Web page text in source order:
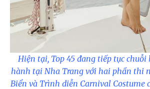
Hiện tại, Top 45 đang tiếp tục
hành tại Nha Trang với hai phần thi
Biển và Trình diễn Carnival Costume